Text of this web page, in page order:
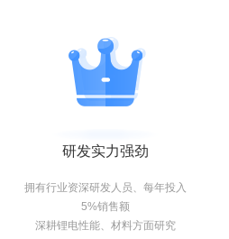
研发实力强劲
拥有行业资深研发人员、每年投入
5%销售额
深耕锂电性能、材料方面研究